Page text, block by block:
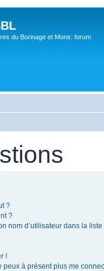
du Borinage et Mons: forum
?
?
nom d’utilisateur dans la liste
!
peux à présent plus me